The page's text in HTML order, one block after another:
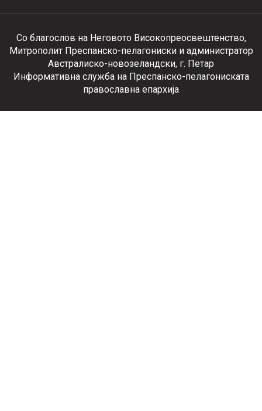
Со благослов на Неговото Високопреосвештенство,
Митрополит Преспанско-пелагониски и администратор
Австралиско-новозеландски, г. Петар
Информативна служба на Преспанско-пелагониската
православна епархија